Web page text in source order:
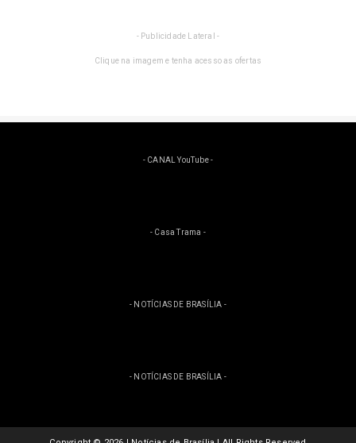
- Publicidade Lateral -
Clique na imagem e tenha acesso as ofertas
- CANAL YouTube -
- Casa Trama -
- NOTÍCIAS DE BRASÍLIA -
- NOTÍCIAS DE BRASÍLIA -